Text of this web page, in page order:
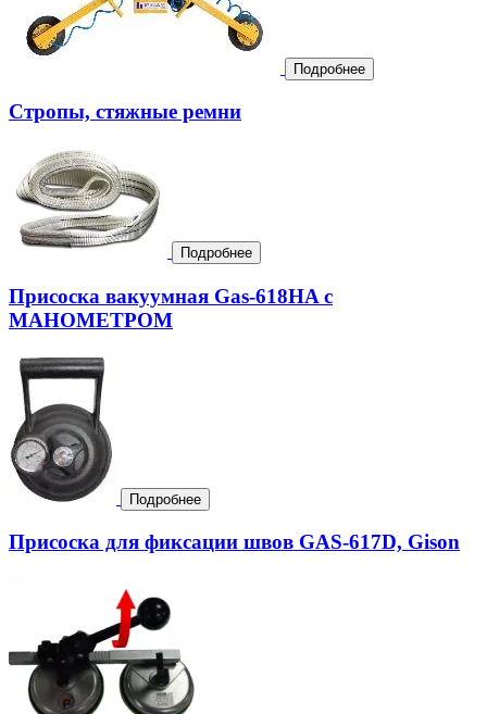
Подробнее
Стропы, стяжные ремни
Подробнее
Присоска вакуумная Gas-618HA с
МАНОМЕТРОМ
Подробнее
Присоска для фиксации швов GAS-617D, Gison